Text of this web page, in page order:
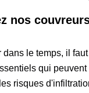
nos
le temps, il
qui
risques